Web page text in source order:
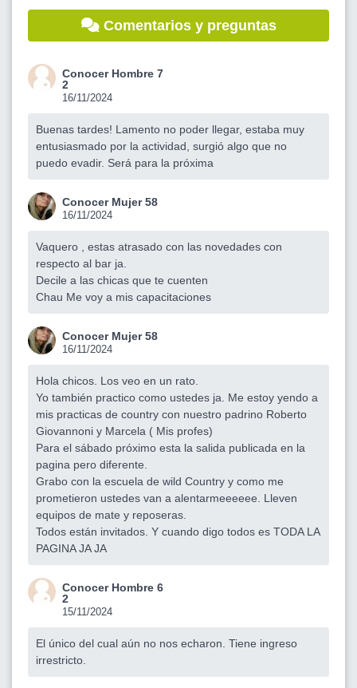
Comentarios y preguntas
Conocer Hombre 7
2
16/11/2024
Buenas tardes! Lamento no poder llegar, estaba muy
entusiasmado por la actividad, surgió algo que no
puedo evadir. Será para la próxima
Conocer Mujer 58
16/11/2024
Vaquero , estas atrasado con las novedades con
respecto al bar ja.
Decile a las chicas que te cuenten
Chau Me voy a mis capacitaciones
Conocer Mujer 58
16/11/2024
Hola chicos. Los veo en un rato.
Yo también practico como ustedes ja. Me estoy yendo a
mis practicas de country con nuestro padrino Roberto
Giovannoni y Marcela ( Mis profes)
Para el sábado próximo esta la salida publicada en la
pagina pero diferente.
Grabo con la escuela de wild Country y como me
prometieron ustedes van a alentarmeeeeee. Lleven
equipos de mate y reposeras.
Todos están invitados. Y cuando digo todos es TODA LA
PAGINA JA JA
Conocer Hombre 6
2
15/11/2024
El único del cual aún no nos echaron. Tiene ingreso
irrestricto.